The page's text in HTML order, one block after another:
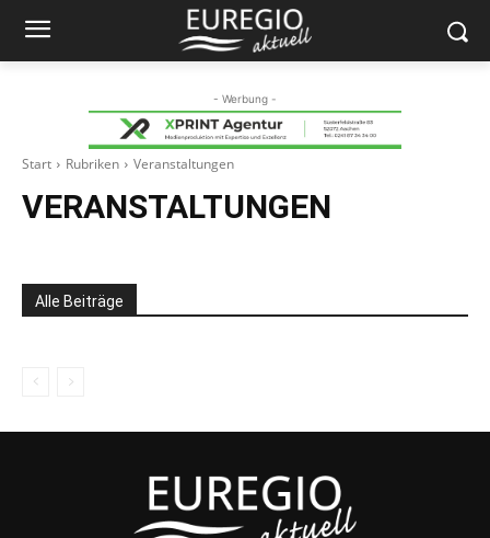
- Werbung -
Start Rubriken Veranstaltungen
VERANSTALTUNGEN
Alle Beiträge